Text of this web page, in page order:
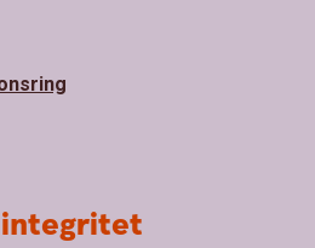
integritet